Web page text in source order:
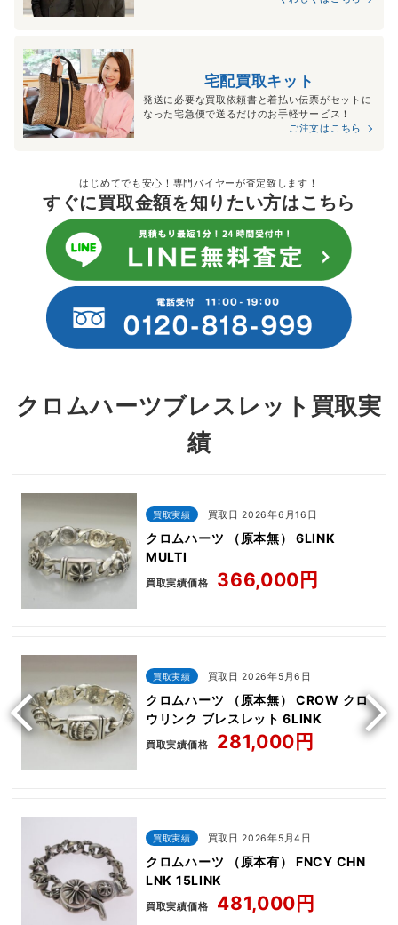
宅配買取キット
発送に必要な買取依頼書と着払い伝票がセットに
なった宅急便で送るだけのお手軽サービス！
ご注文はこちら
はじめてでも安心！専門バイヤーが査定致します！
すぐに買取金額を知りたい方はこちら
クロムハーツブレスレット買取実
績
買取実績 買取日 2026年6月16日
クロムハーツ （原本無） 6LINK
MULTI
買取実績価格 366,000円
買取実績 買取日 2026年5月6日
クロムハーツ （原本無） CROW クロ
ウリンク ブレスレット 6LINK
買取実績価格 281,000円
買取実績 買取日 2026年5月4日
クロムハーツ （原本有） FNCY CHN
LNK 15LINK
買取実績価格 481,000円